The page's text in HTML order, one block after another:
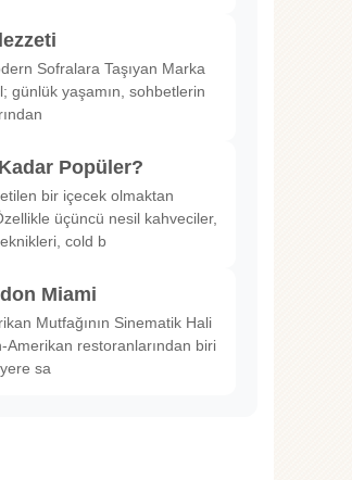
Sofralara Taşıyan Marka
günlük yaşamın, sohbetlerin
Popüler?
bir içecek olmaktan
üçüncü nesil kahveciler,
cold b
Miami
Mutfağının Sinematik Hali
Amerikan restoranlarından biri
sa